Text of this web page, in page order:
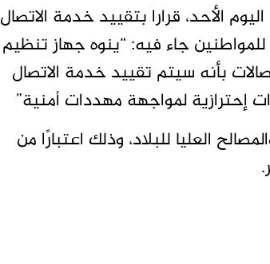
الأحد، قرارا بتقييد خدمة الاتصال
جاء فيه: “ينوه جهاز تنظيم
بأنه سيتم تقييد خدمة الاتصال
إحترازية لمواجهة مهددات أمنية”
العليا للبلاد، وذلك اعتبارًا من